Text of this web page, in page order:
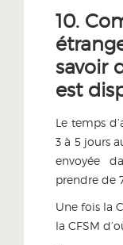
10.
savoir
est
Le temps
3 à 5 jours
envoyée
prendre de
Une fois la
la CFSM